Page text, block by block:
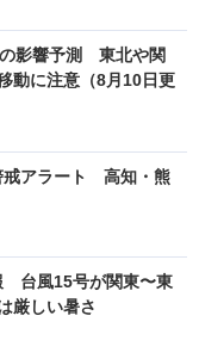
影響予測 東北や関
動に注意（8月10日更
戒アラート 高知・熊
台風15号が関東〜東
厳しい暑さ